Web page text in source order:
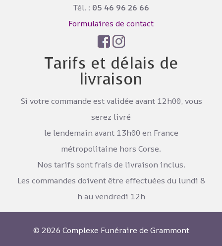
Tél. : 05 46 96 26 66
Formulaires de contact
Tarifs et délais de
livraison
Si votre commande est validée avant 12h00, vous
serez livré
le lendemain avant 13h00 en France
métropolitaine hors Corse.
Nos tarifs sont frais de livraison inclus.
Les commandes doivent être effectuées du lundi 8
h au vendredi 12h
© 2026 Complexe Funéraire de Grammont